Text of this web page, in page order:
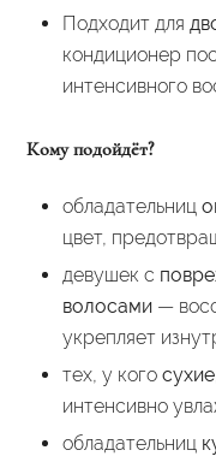
Подходит для
кондиционер
интенсивного
Кому подойдёт?
обладательниц
цвет,
девушек с
волосами—
укрепляет
тех, у кого
интенсивно
обладательниц